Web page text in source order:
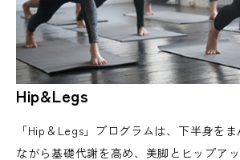
Hip&Legs
「Hip＆Legs」プログラムは、下半身を
ながら基礎代謝を高め、美脚とヒップア